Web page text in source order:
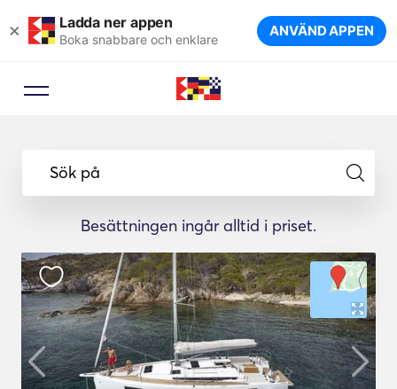
× Ladda ner appen
Boka snabbare och enklare ANVÄND APPEN
Sök på
Besättningen ingår alltid i priset.